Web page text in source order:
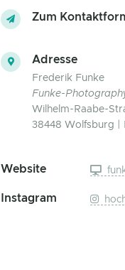
Zum
Adresse
Frederik Funke
Funke-
Wilhelm-Raabe-
38448 Wolfsburg |
Website
Instagram